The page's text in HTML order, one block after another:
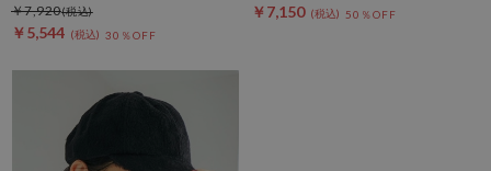
￥5,544 30％OFF
￥7,920 ￥7,150 50％OFF